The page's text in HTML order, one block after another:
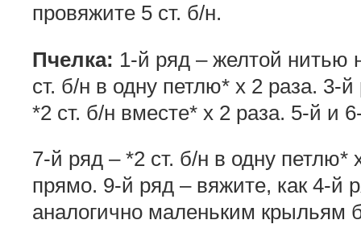
провяжите 5 ст. б/н.
Пчелка: 1-й ряд – желтой нитью
ст. б/н в одну петлю* х 2 раза. 3-
*2 ст. б/н вместе* х 2 раза. 5-й и
7-й ряд – *2 ст. б/н в одну петлю*
прямо. 9-й ряд – вяжите, как 4-й
аналогично маленьким крыльям